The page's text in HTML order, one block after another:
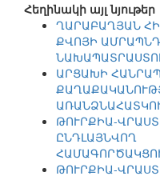
Հեղինակի այլ նյութեր
ՂԱՐԱԲԱՂՅԱՆ
ՔՎՈՅԻ
ԱՐՑԱԽԻ
ԹՈՒՐՔԻԱ-
ԸՆԴԼԱՅՆՎՈՂ
ԹՈՒՐՔԻԱ-